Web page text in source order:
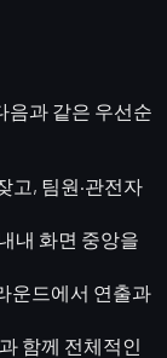
음과 같은 우선순
고, 팀원·관전자
내 화면 중앙을
운드에서 연출과
함께 전체적인